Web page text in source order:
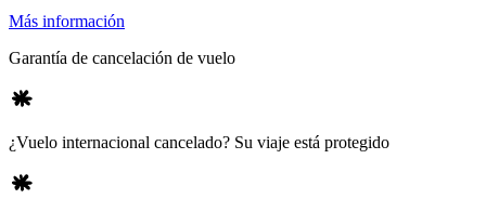
Más información
Garantía de cancelación de vuelo
¿Vuelo internacional cancelado? Su viaje está protegido